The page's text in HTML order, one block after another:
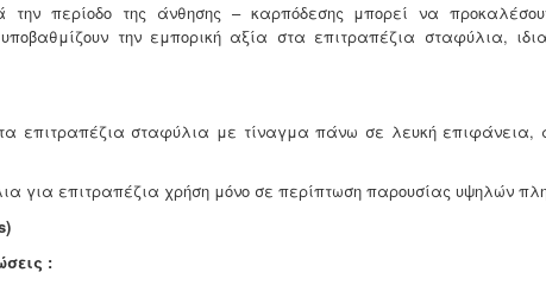
την περίοδο της άνθησης – καρπόδεσης μπορεί να
την εμπορική αξία στα επιτραπέζια σταφύλια,
επιτραπέζια σταφύλια με τίναγμα πάνω σε λευκή επιφάνεια,
για επιτραπέζια χρήση μόνο σε περίπτωση παρουσίας υψηλών
: